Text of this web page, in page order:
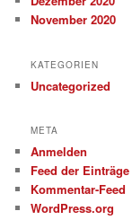
November 2020
KATEGORIEN
Uncategorized
META
Anmelden
Feed der Einträge
Kommentar-Feed
WordPress.org